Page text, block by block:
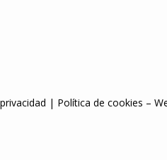
| Política de cookies –